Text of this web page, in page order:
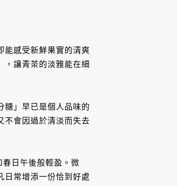
能感受新鮮果實的清爽
，讓青茶的淡雅能在細
糖」早已是個人品味的
不會因過於清淡而失去
日午後般輕盈。微
日常增添一份恰到好處